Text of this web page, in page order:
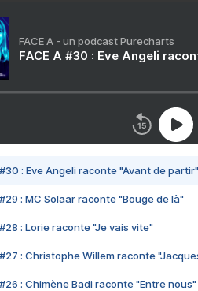
FACE A - un podcast Purecharts
FACE A #30 : Eve Angeli
#30 : Eve Angeli raconte "Avant de partir"
#29 : MC Solaar raconte "Bouge de là"
#28 : Lorie raconte "Je vais vite"
#27 : Christophe Willem raconte
#26 : Chimène Badi raconte "Entre nous"